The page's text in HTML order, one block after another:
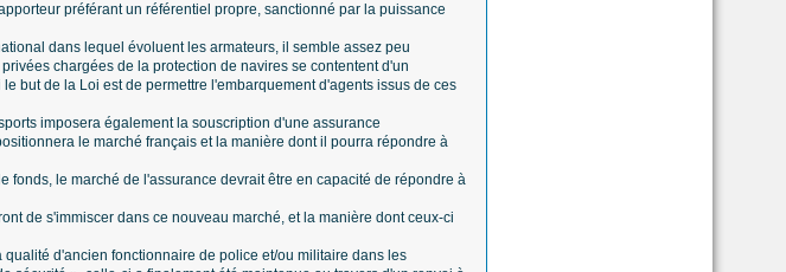
préférant un référentiel propre, sanctionné par la puissance
dans lequel évoluent les armateurs, il semble assez peu
chargées de la protection de navires se contentent d'un
but de la Loi est de permettre l'embarquement d'agents issus de ces
imposera également la souscription d'une assurance
le marché français et la manière dont il pourra répondre à
le marché de l'assurance devrait être en capacité de répondre à
de s'immiscer dans ce nouveau marché, et la manière dont ceux-ci
d'ancien fonctionnaire de police et/ou militaire dans les